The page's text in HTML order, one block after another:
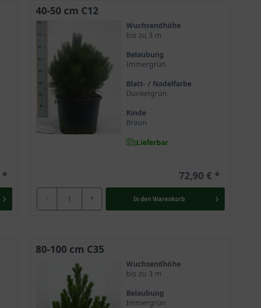
40-50 cm C12
Wuchsendhöhe
bis zu 3 m
Belaubung
Immergrün
Blatt- / Nadelfarbe
Dunkelgrün
Rinde
Braun
Lieferbar
72,90 €
- + In den Warenkorb
80-100 cm C35
Wuchsendhöhe
bis zu 3 m
Belaubung
Immergrün